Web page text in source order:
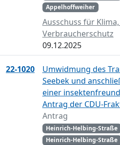
Appelhoffweiher
Ausschuss für
Verbraucherschutz
09.12.2025
22-1020
Umwidmung des
Seebek und
einer
Antrag der CDU-
Antrag
Heinrich-Helbing-Straße
Heinrich-Helbing-Straße